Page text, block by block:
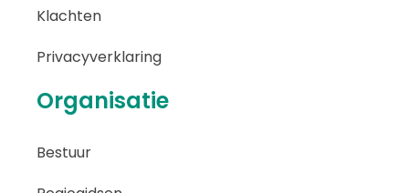
Klachten
Privacyverklaring
Organisatie
Bestuur